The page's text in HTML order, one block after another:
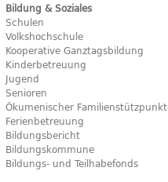
Bildung & Soziales
Schulen
Volkshochschule
Kooperative Ganztagsbildung
Kinderbetreuung
Jugend
Senioren
Ökumenischer Familienstützpunkt
Ferienbetreuung
Bildungsbericht
Bildungskommune
Bildungs- und Teilhabefonds